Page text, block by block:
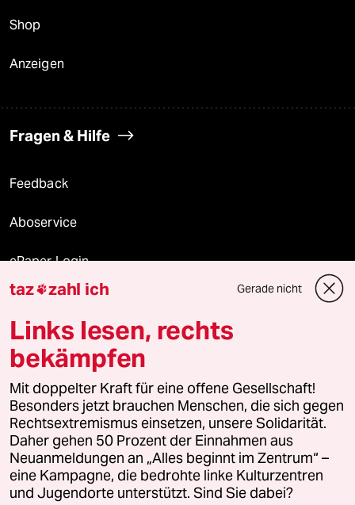
Shop
Anzeigen
Fragen & Hilfe
Feedback
Aboservice
ePaper Login
Downloads für Abonnierende
© 2026 taz Verlags und Vertriebs GmbH
Alle Rechte vorbehalten. Bei rechtlichen Fragen oder für Genehmigungen
wenden Sie sich bitte an
lizenzen@taz.de
Feedback Redaktionsstatut Kommune-Richtlinien
Leitlinie Informant Datenschutz Impressum AGB
taz zahl ich Gerade nicht
Links lesen, rechts
bekämpfen
Mit doppelter Kraft für eine offene Gesellschaft!
Besonders jetzt brauchen Menschen, die sich gegen
Rechtsextremismus einsetzen, unsere Solidarität.
Daher gehen 50 Prozent der Einnahmen aus
Neuanmeldungen an „Alles beginnt im Zentrum“ –
eine Kampagne, die bedrohte linke Kulturzentren
und Jugendorte unterstützt. Sind Sie dabei?